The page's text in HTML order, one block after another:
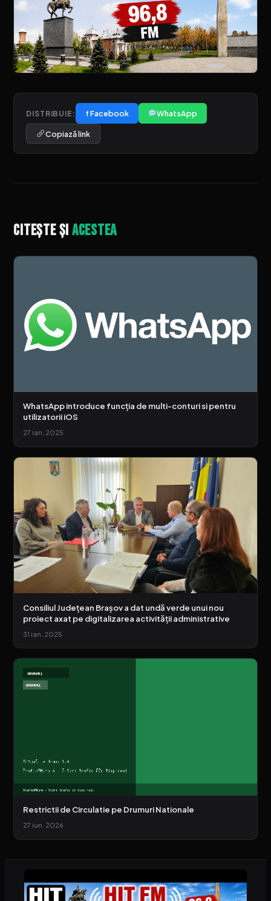
DISTRIBUIE: f Facebook WhatsApp
Copiază link
Citește șiacestea
WhatsApp introduce funcția de multi-conturi si pentru
utilizatorii iOS
27 ian. 2025
Consiliul Judeţean Braşov a dat undă verde unui nou
proiect axat pe digitalizarea activităţii administrative
31 ian. 2025
Restrictii de Circulatie pe Drumuri Nationale
27 iun. 2026